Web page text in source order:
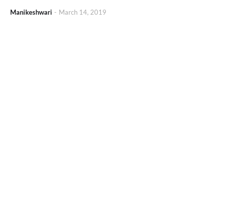
Manikeshwari - March 14, 2019